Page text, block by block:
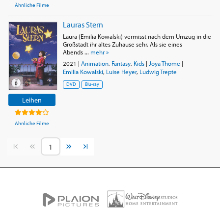
Ähnliche Filme
Leihen
Ähnliche Filme
Lauras Stern
Laura (Emilia Kowalski) vermisst nach dem Umzug in die
Großstadt ihr altes Zuhause sehr. Als sie eines
Abends ... mehr »
2021 | Animation, Fantasy, Kids| Joya Thome |
Emilia Kowalski, Luise Heyer, Ludwig Trepte
DVD Blu-ray
Vorherige SeiteNächste Seite